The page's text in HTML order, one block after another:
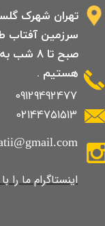
09129492477
02144751513
تهران شهرک
صبح تا
هستیم .
​​​​​​​​​اینستاگرام ما